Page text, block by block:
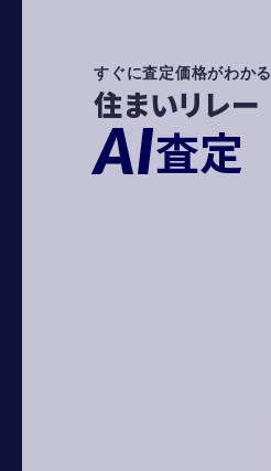
すぐに査定価格がわかる
住まいリレー
AI査定